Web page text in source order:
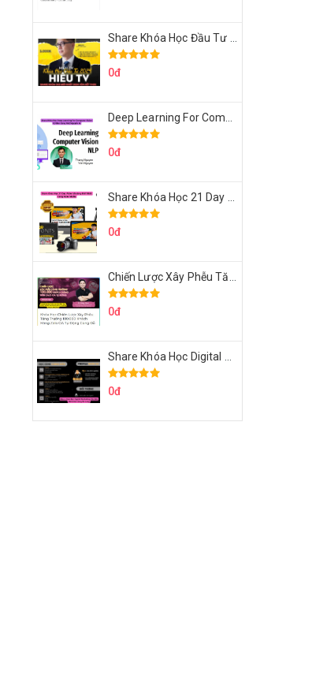
0đ
0đ
0đ
0đ
0đ